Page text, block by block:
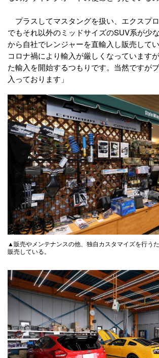
プラスしてマスタングを扱い、エクスプロ
でもそれ以外のミッドサイズのSUV系が少
から自社でレンジャーを直輸入し販売して
コロナ禍により輸入が厳しくなっています
た輸入を開始するつもりです。当然ですが
入っております」
▲販売やメンテナンスの他、独自カスタマイズを行う
販売している。